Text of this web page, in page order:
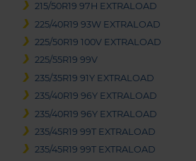
215/50R19 97H EXTRALOAD
225/40R19 93W EXTRALOAD
225/50R19 100V EXTRALOAD
225/55R19 99V
235/35R19 91Y EXTRALOAD
235/40R19 96Y EXTRALOAD
235/40R19 96Y EXTRALOAD
235/45R19 99T EXTRALOAD
235/45R19 99T EXTRALOAD